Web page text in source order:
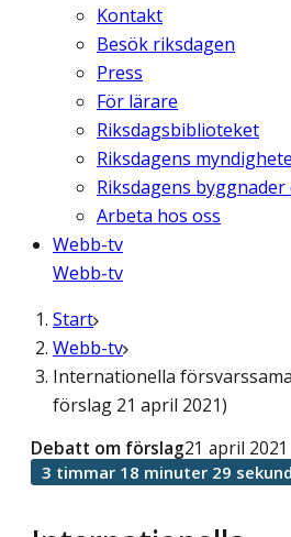
Kontakt
Besök riksdagen
Press
För lärare
Riksdagsbiblioteket
Riksdagens
Riksdagens
Arbeta hos oss
Webb-tv
Webb-tv
Start
Webb-tv
Internationella
förslag 21 april 2021)
Debatt om förslag21 april 2021
3 timmar 18 minuter 29